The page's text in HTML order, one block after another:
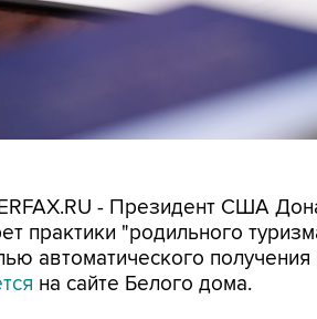
- Президент США
практики "родильного
автоматического
на сайте Белого дома.